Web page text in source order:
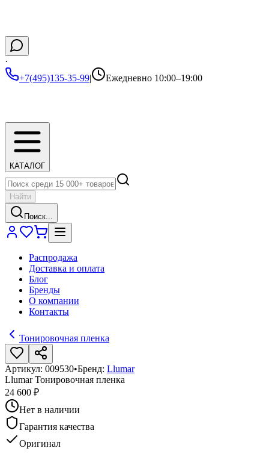
·
+7(495)135-35-99| Ежедневно 10:00–19:00
КАТАЛОГ
Найти
Поиск...
Распродажа
Доставка и оплата
Блог
Бренды
О компании
Контакты
Тонировочная пленка
Артикул: 009530•Бренд: Llumar
Llumar Тонировочная пленка
24 600 ₽
Нет в наличии
Гарантия качества
Оригинал